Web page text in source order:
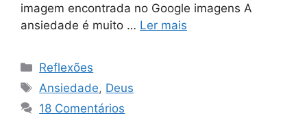
imagem encontrada no Google imagens A
ansiedade é muito … Ler mais
Categorias
Reflexões
Tags
Ansiedade, Deus
18 Comentários